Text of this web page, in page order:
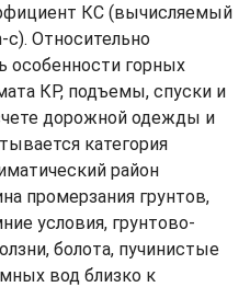
КС (вычисляемый
c). Относительно
особенности горных
КР, подъемы, спуски и
дорожной одежды и
категория
район
промерзания грунтов,
условия, грунтово-
болота, пучинистые
вод близко к